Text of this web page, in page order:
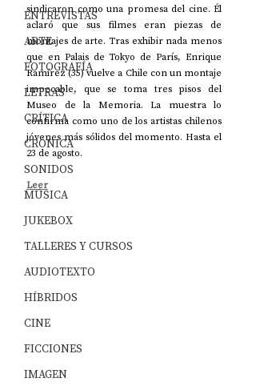
ENTREVISTAS
ARTE
FOTOGRAFÍA
LETRAS
CRÍTICA
CRÓNICA
SONIDOS
MÚSICA
JUKEBOX
TALLERES Y CURSOS
AUDIOTEXTO
HÍBRIDOS
CINE
FICCIONES
IMAGEN
sindicaron como una promesa del cine. Él
aclaró que sus filmes eran piezas de
montajes de arte. Tras exhibir nada menos
que en Palais de Tokyo de París, Enrique
Ramírez (35) vuelve a Chile con un montaje
impecable, que se toma tres pisos del
Museo de la Memoria. La muestra lo
confirma como uno de los artistas chilenos
jóvenes más sólidos del momento. Hasta el
23 de agosto.
Leer